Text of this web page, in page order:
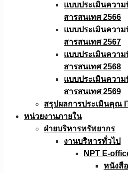
แบบประเมินควา
สารสนเทศ 2566
แบบประเมินควา
สารสนเทศ 2567
แบบประเมินควา
สารสนเทศ 2568
แบบประเมินควา
สารสนเทศ 2569
สรุปผลการประเมินคุณ
หน่วยงานภายใน
ฝ่ายบริหารทรัพยากร
งานบริหารทั่วไป
NPT E-
หนังสื